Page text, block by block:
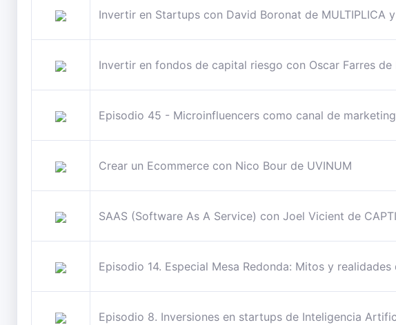
Invertir en Startups con David Boronat de MULTIPLICA y
Invertir en fondos de capital riesgo con Oscar Farres de
Episodio 45 - Microinfluencers como canal de marketing
Crear un Ecommerce con Nico Bour de UVINUM
SAAS (Software As A Service) con Joel Vicient de
Episodio 14. Especial Mesa Redonda: Mitos y
Episodio 8. Inversiones en startups de Inteligencia